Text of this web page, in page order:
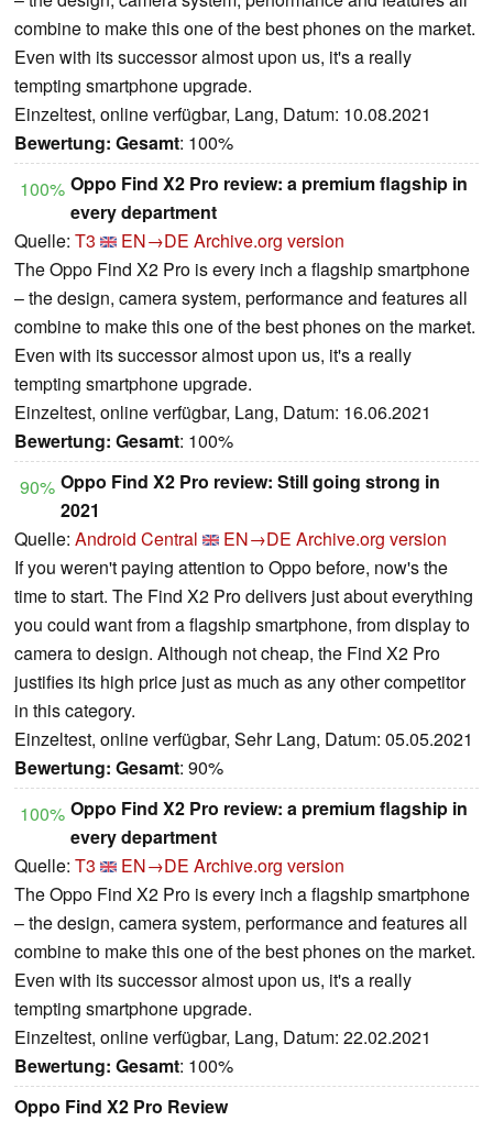
combine to make this one of the best phones on the market.
Even with its successor almost upon us, it's a really
tempting smartphone upgrade.
Einzeltest, online verfügbar, Lang, Datum: 10.08.2021
Bewertung: Gesamt: 100%
100% Oppo Find X2 Pro review: a premium flagship in
every department
Quelle: T3 EN→DE Archive.org version
The Oppo Find X2 Pro is every inch a flagship smartphone
– the design, camera system, performance and features all
combine to make this one of the best phones on the market.
Even with its successor almost upon us, it's a really
tempting smartphone upgrade.
Einzeltest, online verfügbar, Lang, Datum: 16.06.2021
Bewertung: Gesamt: 100%
90% Oppo Find X2 Pro review: Still going strong in
2021
Quelle: Android Central EN→DE Archive.org version
If you weren't paying attention to Oppo before, now's the
time to start. The Find X2 Pro delivers just about everything
you could want from a flagship smartphone, from display to
camera to design. Although not cheap, the Find X2 Pro
justifies its high price just as much as any other competitor
in this category.
Einzeltest, online verfügbar, Sehr Lang, Datum: 05.05.2021
Bewertung: Gesamt: 90%
100% Oppo Find X2 Pro review: a premium flagship in
every department
Quelle: T3 EN→DE Archive.org version
The Oppo Find X2 Pro is every inch a flagship smartphone
– the design, camera system, performance and features all
combine to make this one of the best phones on the market.
Even with its successor almost upon us, it's a really
tempting smartphone upgrade.
Einzeltest, online verfügbar, Lang, Datum: 22.02.2021
Bewertung: Gesamt: 100%
Oppo Find X2 Pro Review